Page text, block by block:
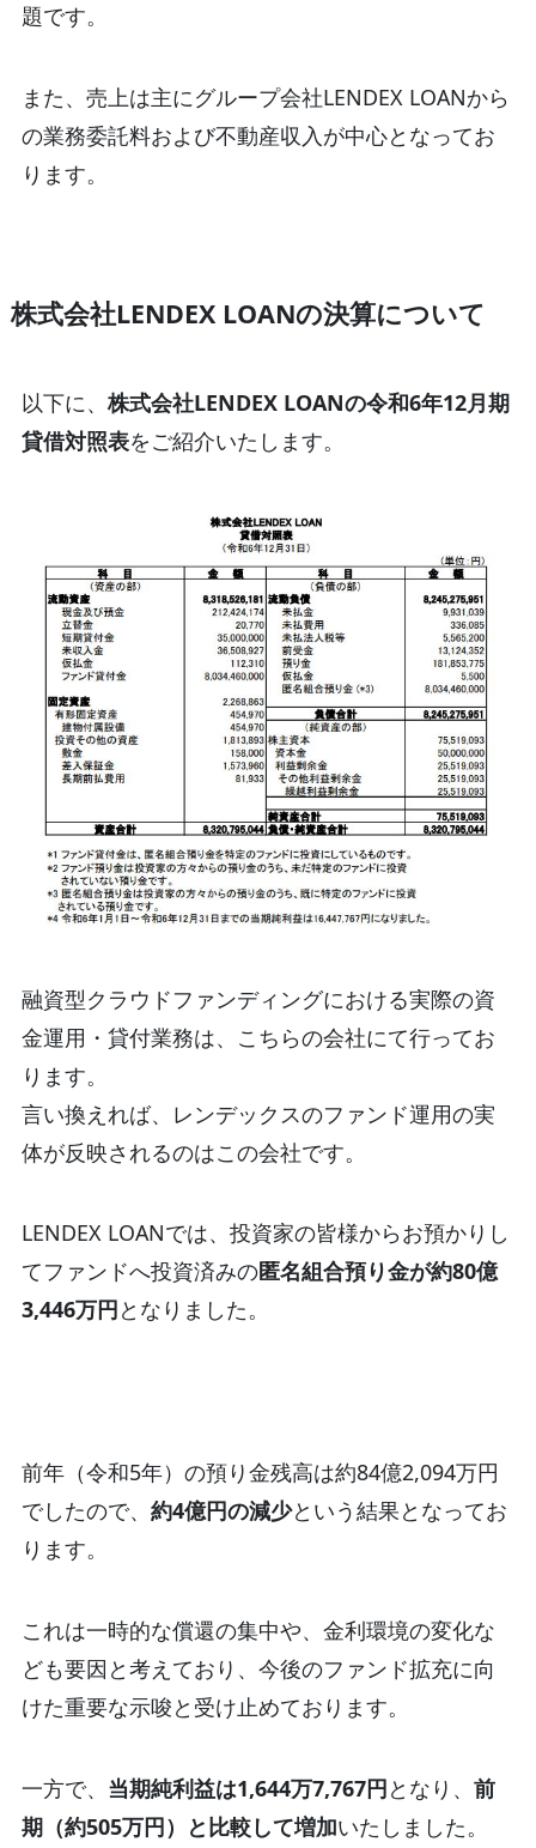
題です。
また、売上は主にグループ会社LENDEX LOANから
の業務委託料および不動産収入が中心となってお
ります。
株式会社LENDEX LOANの決算について
以下に、 株式会社LENDEX LOANの令和6年12月期
貸借対照表をご紹介いたします。
融資型クラウドファンディングにおける実際の資
金運用・貸付業務は、こちらの会社にて行ってお
ります。
言い換えれば、レンデックスのファンド運用の実
体が反映されるのはこの会社です。
LENDEX LOANでは、投資家の皆様からお預かりし
てファンドへ投資済みの匿名組合預り金が約80億
3,446万円となりました。
前年（令和5年）の預り金残高は約84億2,094万円
でしたので、 約4億円の減少という結果となってお
ります。
これは一時的な償還の集中や、金利環境の変化な
ども要因と考えており、今後のファンド拡充に向
けた重要な示唆と受け止めております。
一方で、 当期純利益は1,644万7,767円となり、 前
期（約505万円）と比較して増加いたしました。